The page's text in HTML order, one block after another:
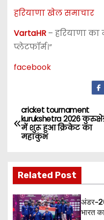
हरियाणा खेल समाचार
VartaHR – हरियाणा का
प्लेटफॉर्म।”
facebook
P
o
t
n
a
cricket tournament
kurukshetra 2026
में शुरू हुआ क्रिकेट का
महाकुंभ
Related Post
अंडर-
भारत